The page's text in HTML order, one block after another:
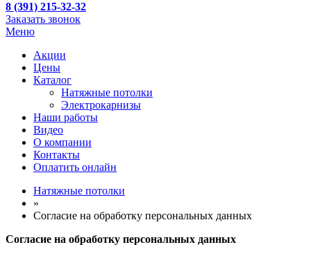
8 (391) 215-32-32
Заказать звонок
Меню
Акции
Цены
Каталог
Натяжные потолки
Электрокарнизы
Наши работы
Видео
О компании
Контакты
Оплатить онлайн
Натяжные потолки
»
Согласие на обработку персональных данных
Согласие на обработку персональных данных